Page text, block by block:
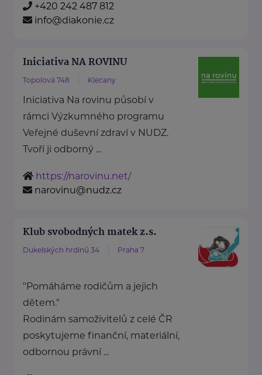
+420 242 487 812
info@diakonie.cz
Iniciativa NA ROVINU
Topolová 748 Klecany
Iniciativa Na rovinu působí v
rámci Výzkumného programu
Veřejné duševní zdraví v NUDZ.
Tvoří ji odborný ...
https://narovinu.net/
narovinu@nudz.cz
Klub svobodných matek z.s.
Dukelských hrdinů 34 Praha 7
"Pomáháme rodičům a jejich
dětem."
Rodinám samoživitelů z celé ČR
poskytujeme finanční, materiální,
odbornou právní ...